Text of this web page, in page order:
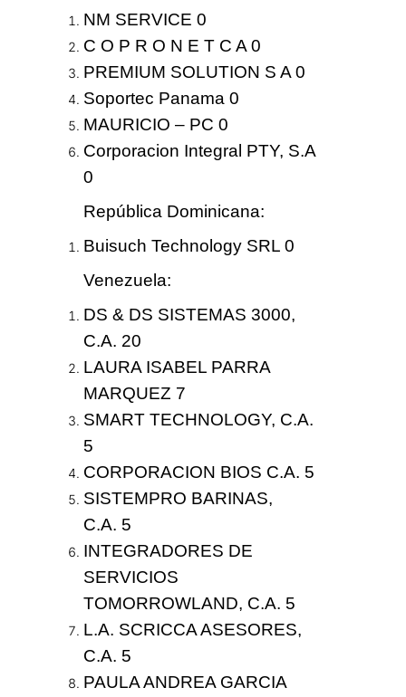
NM SERVICE 0
C O P R O N E T C A 0
PREMIUM SOLUTION S A 0
Soportec Panama 0
MAURICIO – PC 0
Corporacion Integral PTY, S.A
0
República Dominicana:
Buisuch Technology SRL 0
Venezuela:
DS & DS SISTEMAS 3000,
C.A. 20
LAURA ISABEL PARRA
MARQUEZ 7
SMART TECHNOLOGY, C.A.
5
CORPORACION BIOS C.A. 5
SISTEMPRO BARINAS,
C.A. 5
INTEGRADORES DE
SERVICIOS
TOMORROWLAND, C.A. 5
L.A. SCRICCA ASESORES,
C.A. 5
PAULA ANDREA GARCIA